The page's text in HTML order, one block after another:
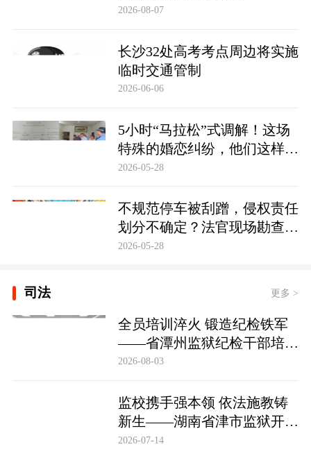
2026-08-07
长沙32处高考考点周边将实施
临时交通管制
2026-06-06
5小时“马拉松”式调解！这场
特殊的婚恋纠纷，他们这样化
解……
2026-05-28
不规范停车被刮蹭，侵权责任
划分不确定？法官现场勘查定
争纷
2026-05-28
司法 更多 >
全员培训淬火 锻造纪检铁军
——省潭州监狱纪检干部培训
实现全覆盖
2026-08-03
监校携手强本领 依法施教铸
新生——湖南省津市监狱开展
基层警察教育改造专项技能培
2026-07-14